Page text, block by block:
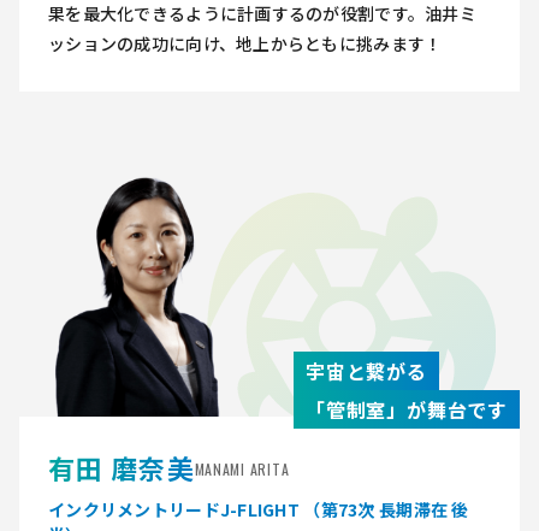
果を最大化できるように計画するのが役割です。油井ミ
ッションの成功に向け、地上からともに挑みます！
宇宙と繋がる
「管制室」が舞台です
有田 磨奈美MANAMI ARITA
インクリメントリードJ-FLIGHT （第73次 長期滞在 後